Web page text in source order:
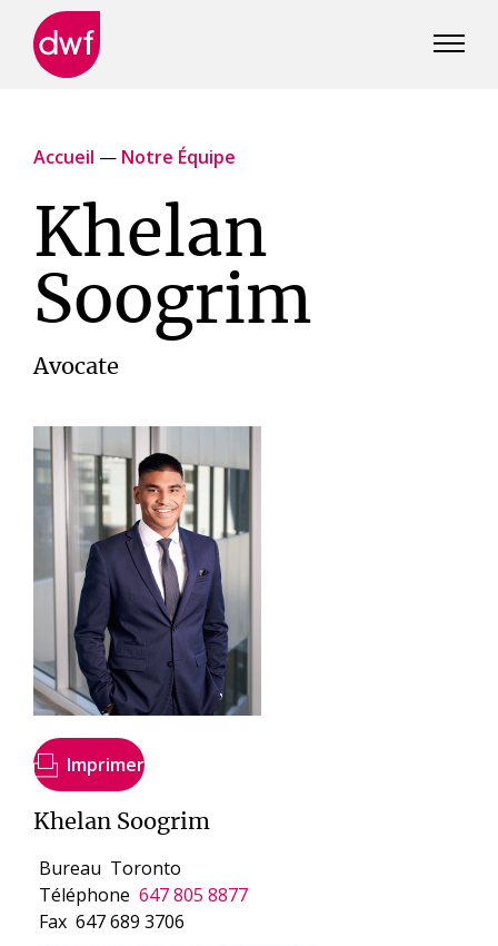
Accueil — Notre Équipe
Khelan
Soogrim
Avocate
Imprimer
Khelan Soogrim
Bureau Toronto
Téléphone 647 805 8877
Fax 647 689 3706